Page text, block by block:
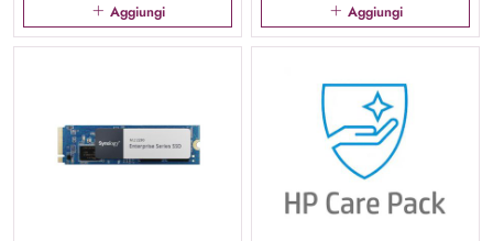
Aggiungi Aggiungi